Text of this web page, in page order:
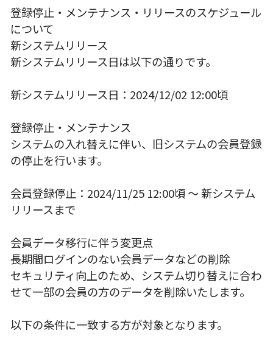
登録停止・メンテナンス・リリースのスケジュール
について
新システムリリース
新システムリリース日は以下の通りです。
新システムリリース日：2024/12/02 12:00頃
登録停止・メンテナンス
システムの入れ替えに伴い、旧システムの会員登録
の停止を行います。
会員登録停止：2024/11/25 12:00頃 〜 新システム
リリースまで
会員データ移行に伴う変更点
長期間ログインのない会員データなどの削除
セキュリティ向上のため、システム切り替えに合わ
せて一部の会員の方のデータを削除いたします。
以下の条件に一致する方が対象となります。